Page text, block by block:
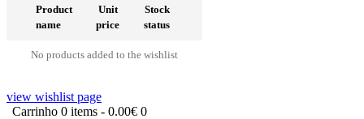
Product
name
Unit
price
Stock
status
No products added to the wishlist
view wishlist page
Carrinho 0 items - 0.00€ 0